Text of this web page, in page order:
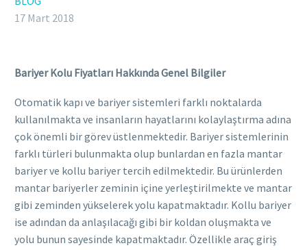
17 Mart 2018
Bariyer Kolu Fiyatları Hakkında Genel Bilgiler
Otomatik kapı ve bariyer sistemleri farklı noktalarda
kullanılmakta ve insanların hayatlarını kolaylaştırma adına
çok önemli bir görev üstlenmektedir. Bariyer sistemlerinin
farklı türleri bulunmakta olup bunlardan en fazla mantar
bariyer ve kollu bariyer tercih edilmektedir. Bu ürünlerden
mantar bariyerler zeminin içine yerleştirilmekte ve mantar
gibi zeminden yükselerek yolu kapatmaktadır. Kollu bariyer
ise adından da anlaşılacağı gibi bir koldan oluşmakta ve
yolu bunun sayesinde kapatmaktadır. Özellikle araç giriş